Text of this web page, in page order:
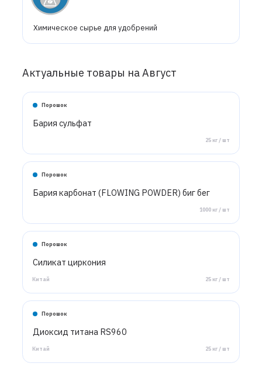
Химическое сырье для удобрений
Актуальные товары на Август
Порошок
Бария сульфат
25 кг / шт
Порошок
Бария карбонат (FLOWING POWDER) биг бег
1000 кг / шт
Порошок
Силикат циркония
Китай 25 кг / шт
Порошок
Диоксид титана RS960
Китай 25 кг / шт